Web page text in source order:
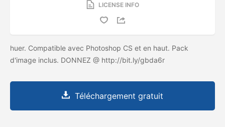
LICENSE INFO
huer. Compatible avec Photoshop CS et en haut. Pack
d'image inclus. DONNEZ @ http://bit.ly/gbda6r
Téléchargement gratuit